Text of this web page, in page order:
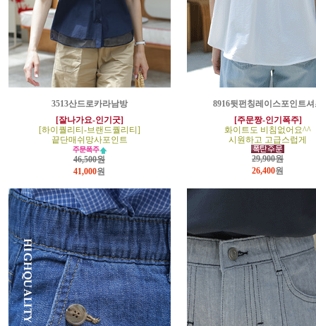
3513산드로카라남방
[잘나가요-인기굿]
[하이퀄리티-브랜드퀄리티]
끝단매쉬망사포인트
46,500원
41,000원
8916뒷펀칭레이스포인트셔
[주문짱-인기폭주]
화이트도 비침없어요^^
시원하고 고급스럽게
29,900원
26,400원